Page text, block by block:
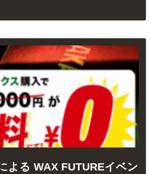
よる WAX FUTUREイベン